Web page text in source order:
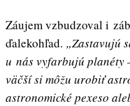
Záujem vzbudzoval i
ďalekohľad. „Zastavujú
u nás vyfarbujú planéty
väčší si môžu urobiť
astronomické pexeso